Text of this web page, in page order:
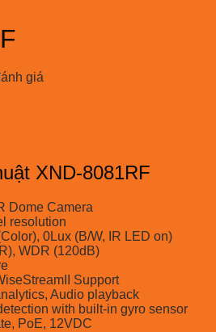
giá
XND-8081RF
Dome Camera
resolution
0Lux (B/W, IR LED on)
WDR (120dB)
Support
Audio playback
with built-in gyro sensor
PoE, 12VDC